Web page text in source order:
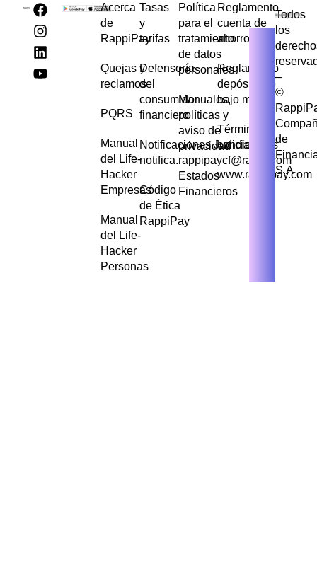
Acerca
de
RappiPay
Quejas y
reclamos
PQRS
Manual
del Life-
Hacker
Empresas
Manual
del Life-
Hacker
Personas
Tasas
y
tarifas
Defensoría
del
consumidor
financiero
Notificaciones Judiciales
notifica.rappipaycf@rappi.com
Código
de Ética
RappiPay
Política
para el
tratamiento
de datos
personales
Manuales,
políticas y
aviso de
privacidad
Estados
Financieros
Reglamento
cuenta de
ahorros
Reglamento
depósito de
bajo monto
Términos y
condiciones
www.rappipay.com
Todos
los
–
©
de
S.A